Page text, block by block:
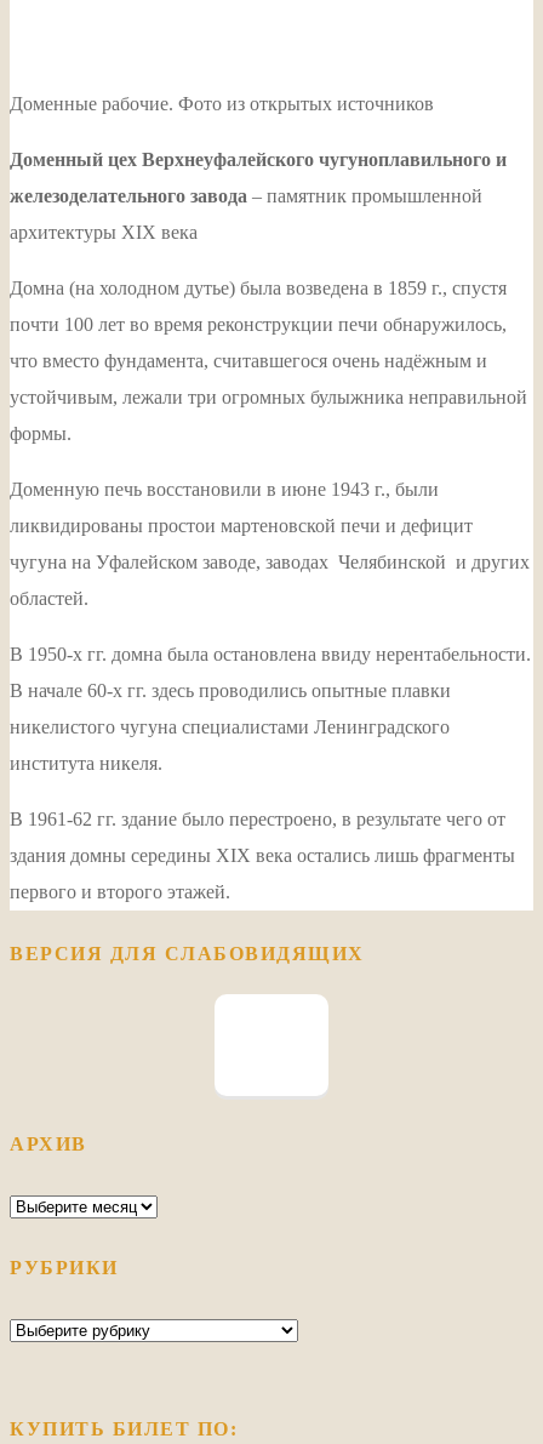
Доменные рабочие. Фото из открытых источников
Доменный цех Верхнеуфалейского чугуноплавильного и
железоделательного завода – памятник промышленной
архитектуры XIX века
Домна (на холодном дутье) была возведена в 1859 г., спустя
почти 100 лет во время реконструкции печи обнаружилось,
что вместо фундамента, считавшегося очень надёжным и
устойчивым, лежали три огромных булыжника неправильной
формы.
Доменную печь восстановили в июне 1943 г., были
ликвидированы простои мартеновской печи и дефицит
чугуна на Уфалейском заводе, заводах Челябинской и других
областей.
В 1950-х гг. домна была остановлена ввиду нерентабельности.
В начале 60-х гг. здесь проводились опытные плавки
никелистого чугуна специалистами Ленинградского
института никеля.
В 1961-62 гг. здание было перестроено, в результате чего от
здания домны середины XIX века остались лишь фрагменты
первого и второго этажей.
ВЕРСИЯ ДЛЯ СЛАБОВИДЯЩИХ
АРХИВ
Архив
РУБРИКИ
Рубрики
КУПИТЬ БИЛЕТ ПО: